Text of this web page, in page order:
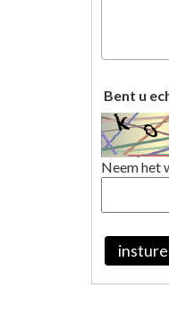
Bent u
Neem het